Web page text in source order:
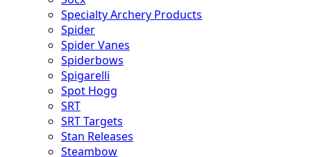
Specialty Archery Products
Spider
Spider Vanes
Spiderbows
Spigarelli
Spot Hogg
SRT
SRT Targets
Stan Releases
Steambow